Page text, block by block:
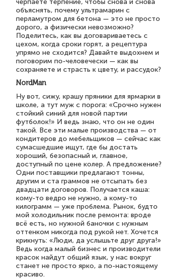
черпаете терпение, чтобы снова и снова
объяснять, почему ультрамарин с
перламутром для бетона — это не просто
дорого, а физически невозможно?
Поделитесь, как вы договариваетесь с
цехом, когда сроки горят, а рецептура
упрямо не сходится? Давайте выдохнем и
поговорим по-человечески — как вы
сохраняете и страсть к цвету, и рассудок?
NordMan
Ну вот, сижу, крашу пряники для ярмарки в
школе, а тут муж с порога: «Срочно нужен
стойкий синий для новой партии
футболок!» И ведь знаю, что он не один
такой. Все эти малые производства — от
кондитеров до мебельщиков — сейчас как
сумасшедшие ищут, где бы достать
хороший, безопасный и, главное,
доступный по цене колер. А предложение?
Одни поставщики предлагают тонны,
другим и ста граммов не отсыпать без
двадцати договоров. Получается каша:
кому-то ведро не нужно, а кому-то
килограмм — уже проблема. Рынок, будто
мой холодильник после ремонта: вроде
всё есть, но нужной баночки с нужным
оттенком никогда под рукой нет. Хочется
крикнуть: «Люди, да услышьте друг друга!»
Ведь когда малый бизнес и производители
красок найдут общий язык, у нас вокруг
станет не просто ярко, а по-настоящему
красиво.